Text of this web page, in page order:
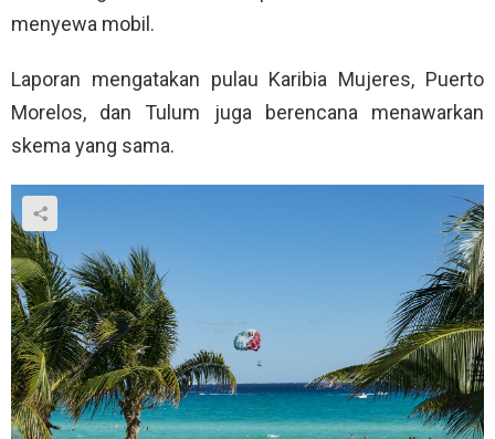
menyewa mobil.
Laporan mengatakan pulau Karibia Mujeres, Puerto
Morelos, dan Tulum juga berencana menawarkan
skema yang sama.